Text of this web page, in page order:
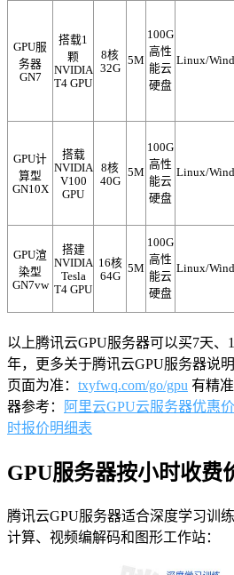
GPU服
务器
GN7
搭载1
颗
NVIDIA
T4 GPU
8核
32G
5M
100G
高性
能云
硬盘
Linux/
GPU计
算型
GN10X
搭载
NVIDIA
V100
GPU
8核
40G
5M
100G
高性
能云
硬盘
Linux/
GPU渲
染型
GN7vw
搭建
NVIDIA
Tesla
T4 GPU
16核
64G
5M
100G
高性
能云
硬盘
Linux/
以上腾讯云GPU服务器可以买7天、
年，更多关于腾讯云GPU服务器说
页面为准： txyfwq.com/go/gpu 有精
器参考：
阿里云GPU云服务器优惠
时报价明细表
GPU服务器按小时收费
腾讯云GPU服务器适合深度学习训
计算、视频编解码和图形工作站：